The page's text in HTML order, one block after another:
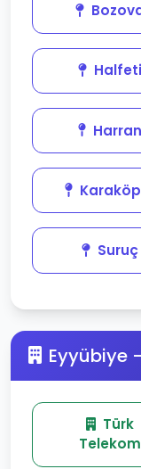
Halfeti
Harran
Suruç
Eyyübiye
Türk
Telekom